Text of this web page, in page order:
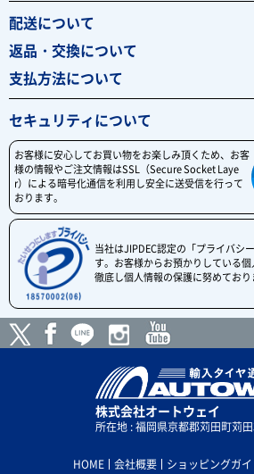
配送について
返品・交換について
支払方法について
セキュリティについて
お客様に安心してお買い物をお楽しみ頂くため、お客
様の情報やご注文情報はSSL（Secure Socket Laye
r）による暗号化通信を利用し安全に送受信を行って
おります。
当社はJIPDEC認定の「プライバシ
す。お客様からお預かりしている
徹底し個人情報の保護に努めており
株式会社オートウェイ
所在地 : 福岡県京都郡苅田町苅
HOME 会社概要 ショッピングガ